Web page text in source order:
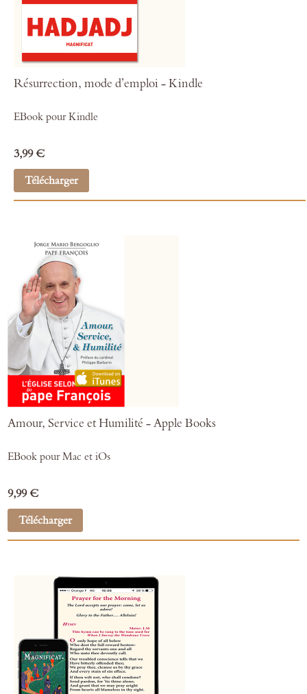
Résurrection, mode d’emploi - Kindle
EBook pour Kindle
3,99 €
Télécharger
Amour, Service et Humilité - Apple Books
EBook pour Mac et iOs
9,99 €
Télécharger